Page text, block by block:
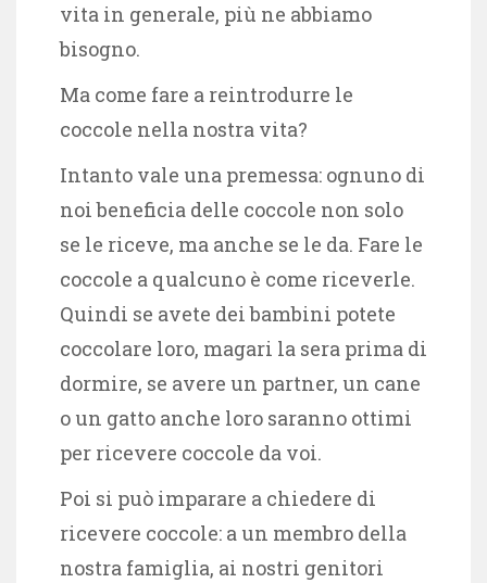
vita in generale, più ne abbiamo
bisogno.
Ma come fare a reintrodurre le
coccole nella nostra vita?
Intanto vale una premessa: ognuno di
noi beneficia delle coccole non solo
se le riceve, ma anche se le da. Fare le
coccole a qualcuno è come riceverle.
Quindi se avete dei bambini potete
coccolare loro, magari la sera prima di
dormire, se avere un partner, un cane
o un gatto anche loro saranno ottimi
per ricevere coccole da voi.
Poi si può imparare a chiedere di
ricevere coccole: a un membro della
nostra famiglia, ai nostri genitori